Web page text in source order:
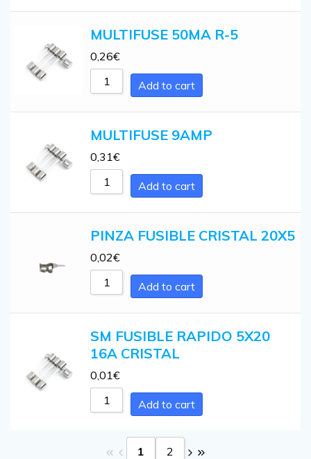
MULTIFUSE 50MA R-5
0,26€
Add to cart
MULTIFUSE 9AMP
0,31€
Add to cart
PINZA FUSIBLE CRISTAL 20X5
0,02€
Add to cart
SM FUSIBLE RAPIDO 5X20
16A CRISTAL
0,01€
Add to cart
1 2